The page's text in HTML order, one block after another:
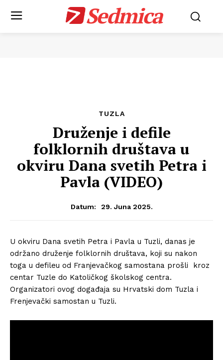
Sedmica
TUZLA
Druženje i defile
folklornih društava u
okviru Dana svetih Petra i
Pavla (VIDEO)
Datum: 29. Juna 2025.
U okviru Dana svetih Petra i Pavla u Tuzli, danas je
održano druženje folklornih društava, koji su nakon
toga u defileu od Franjevačkog samostana prošli kroz
centar Tuzle do Katoličkog školskog centra.
Organizatori ovog događaja su Hrvatski dom Tuzla i
Frenjevački samostan u Tuzli.